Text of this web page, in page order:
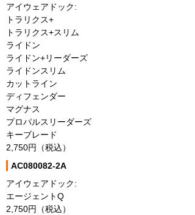
アイウェアドック:
トラリクス+
トラリクス+スリム
ライドン
ライドン+リーダーズ
ライドンスリム
カットライン
ディフェンダー
マグナス
プロパルスリーダーズ
キーブレード
2,750円（税込）
AC080082-2A
アイウェアドック:
エージェントQ
2,750円（税込）